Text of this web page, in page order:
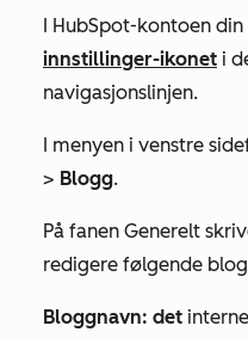
I HubSpot-kontoen
innstillinger-ikonet i
navigasjonslinjen.
I menyen i venstre
> Blogg.
På fanen Generelt
redigere følgende
Bloggnavn: det